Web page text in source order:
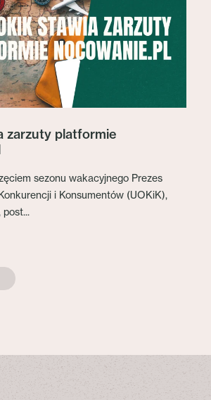
zarzuty platformie
sezonu wakacyjnego Prezes
i Konsumentów (UOKiK),
post...